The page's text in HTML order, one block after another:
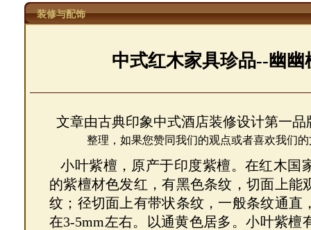
装修与配饰
中式红木家具珍品--幽幽
文章由古典印象中式酒店装修设计第一品
整理，如果您赞同我们的观点或者喜欢我们
小叶紫檀，原产于印度紫檀。在红木国
的紫檀材色发红，有黑色条纹，切面上能
纹；径切面上有带状条纹，一般条纹通直
在3-5mm左右。以通黄色居多。小叶紫檀